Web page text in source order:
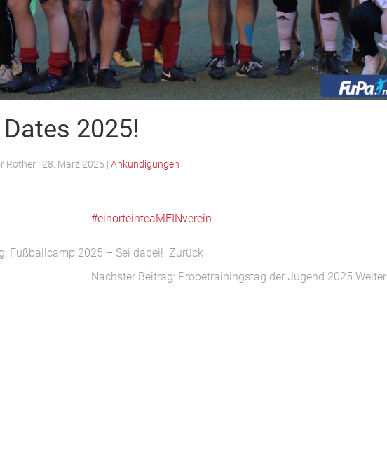
2025!
Röther | 28. März 2025 | Ankündigungen
#einorteinteaMEINverein
Fußballcamp 2025 – Sei dabei! Zurück
Nächster Beitrag: Probetrainingstag der Jugend 2025 Weiter